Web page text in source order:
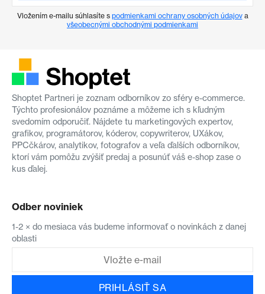
Vložením e-mailu súhlasíte s podmienkami ochrany osobných údajova
všeobecnými obchodnými podmienkami
Shoptet Partneri je zoznam odborníkov zo sféry e-commerce.
Týchto profesionálov poznáme a môžeme ich s kľudným
svedomím odporučiť. Nájdete tu marketingových expertov,
grafikov, programátorov, kóderov, copywriterov, UXákov,
PPCčkárov, analytikov, fotografov a veľa ďalších odborníkov,
ktorí vám pomôžu zvýšiť predaj a posunúť váš e-shop zase o
kus ďalej.
Odber noviniek
1-2 × do mesiaca vás budeme informovať o novinkách z danej
oblasti
PRIHLÁSIŤ SA